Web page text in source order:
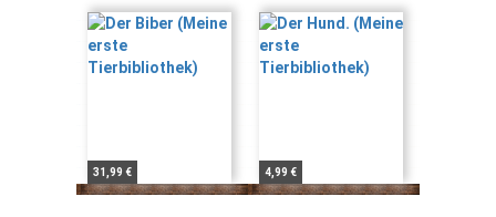
Tracqui
31,99 €
Hubert, J. -L. Klein
4,99 €